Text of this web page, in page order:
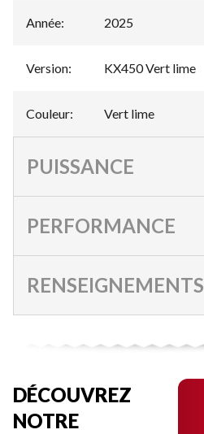
Année: 2025
Version: KX450 Vert lime
Couleur: Vert lime
PUISSANCE
PERFORMANCE
RENSEIGNEMENTS
DÉCOUVREZ
NOTRE